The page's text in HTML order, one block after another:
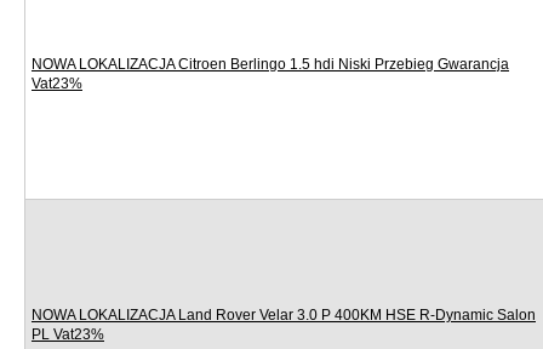
NOWA LOKALIZACJA Citroen Berlingo 1.5 hdi Niski Przebieg Gwarancja
Vat23%
NOWA LOKALIZACJA Land Rover Velar 3.0 P 400KM HSE R-Dynamic Salon
PL Vat23%